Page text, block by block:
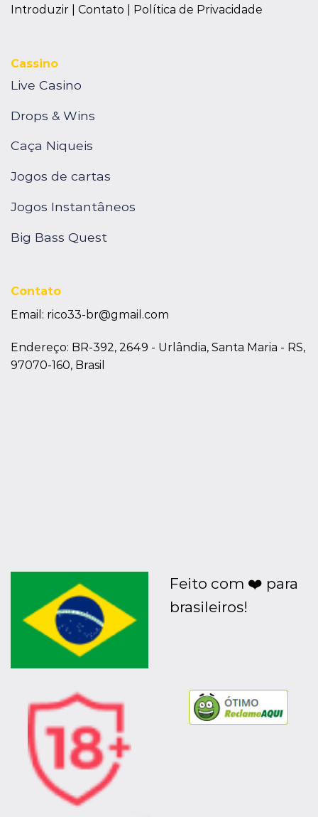
Introduzir | Contato | Política de Privacidade
Cassino
Live Casino
Drops & Wins
Caça Niqueis
Jogos de cartas
Jogos Instantâneos
Big Bass Quest
Contato
Email: rico33-br@gmail.com
Endereço: BR-392, 2649 - Urlândia, Santa Maria - RS,
97070-160, Brasil
Feito com ❤️ para
brasileiros!